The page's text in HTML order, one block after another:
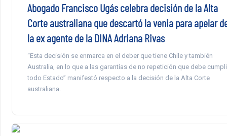
Abogado Francisco Ugás celebra decisión de la Alta
Corte australiana que descartó la venia para apelar
la ex agente de la DINA Adriana Rivas
“Esta decisión se enmarca en el deber que tiene Chile y también
Australia, en lo que a las garantías de no repetición que debe
todo Estado” manifestó respecto a la decisión de la Alta Corte
australiana.